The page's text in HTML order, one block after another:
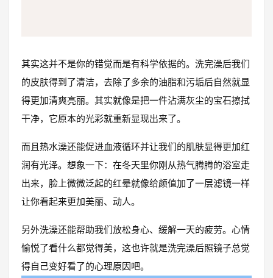
其实这并不是你的错觉而是有科学依据的。洗完澡后我们
的皮肤得到了清洁，去除了多余的油脂和污垢后自然就显
得更加清爽亮丽。其实就像是把一件沾满灰尘的宝石擦拭
干净，它原本的光彩就重新显现出来了。
而且热水澡还能促进血液循环并让我们的肌肤显得更加红
润有光泽。想象一下：在冬天里你刚从热气腾腾的浴室走
出来，脸上微微泛起的红晕就像给颜值加了一层滤镜一样
让你看起来更加美丽、动人。
另外洗澡还能帮助我们放松身心、缓解一天的疲劳。心情
愉悦了看什么都觉得美，这也许就是洗完澡后照镜子总觉
得自己变好看了的心理原因吧。